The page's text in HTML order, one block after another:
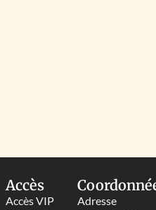
Accès
Accès VIP
Adresse